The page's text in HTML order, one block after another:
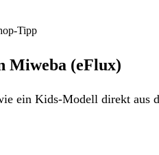
Tipp
Miweba (eFlux)
ein Kids-Modell direkt aus